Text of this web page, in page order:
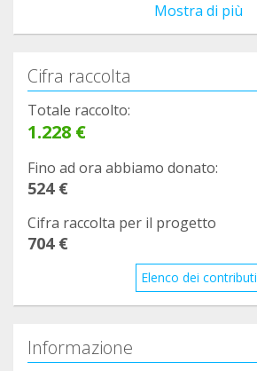
Mostra di più
Cifra raccolta
Totale raccolto:
1.228 €
Fino ad ora abbiamo donato:
524 €
Cifra raccolta per il progetto
704 €
Elenco dei contributi
Informazione